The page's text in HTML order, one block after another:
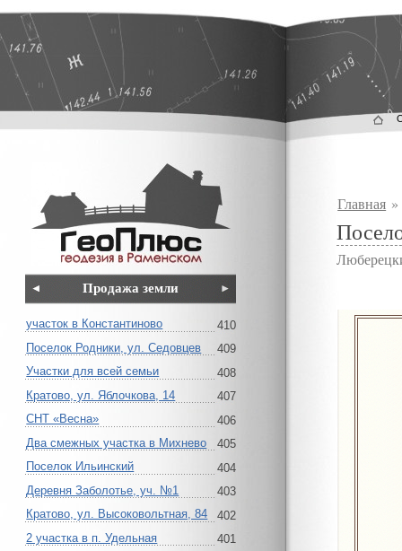
Продажа земли
участок в Константиново
410
Поселок Родники, ул. Седовцев
409
Участки для всей семьи
408
Кратово, ул. Яблочкова, 14
407
СНТ «Весна»
406
Два смежных участка в Михнево
405
Поселок Ильинский
404
Деревня Заболотье, уч. №1
403
Кратово, ул. Высоковольтная, 84
402
2 участка в п. Удельная
401
Главная »